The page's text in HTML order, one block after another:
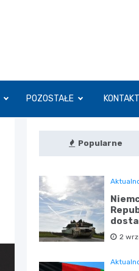
POZOSTAŁE KONTAKT
Popularne
2